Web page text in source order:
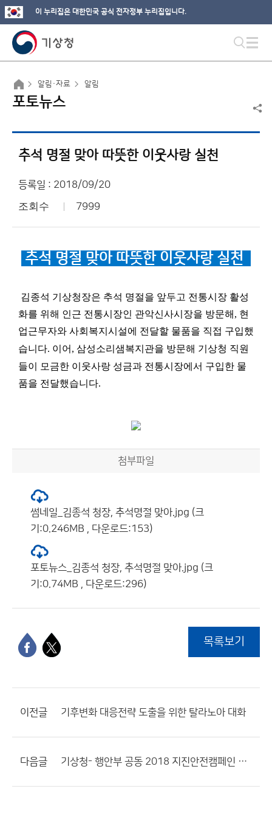
이 누리집은 대한민국 공식 전자정부 누리집입니다.
알림·자료 알림
포토뉴스
추석 명절 맞아 따뜻한 이웃사랑 실천
등록일 : 2018/09/20
조회수 7999
추석 명절 맞아 따뜻한 이웃사랑 실천
김종석 기상청장은 추석 명절을 앞두고 전통시장 활성
화를 위해 인근 전통시장인 관악신사시장을 방문해, 현
업근무자와 사회복지시설에 전달할 물품을 직접 구입했
습니다. 이어 , 삼성소리샘복지관을 방문해 기상청 직원
들이 모금한 이웃사랑 성금과 전통시장에서 구입한 물
품을 전달했습니다.
첨부파일
썸네일_김종석 청장, 추석명절 맞아.jpg (크
기:0.246MB , 다운로드:153)
포토뉴스_김종석 청장, 추석명절 맞아.jpg (크
기:0.74MB , 다운로드:296)
목록보기
이전글 기후변화 대응전략 도출을 위한 탈라노아 대화
다음글 기상청- 행안부 공동 2018 지진안전캠페인 개최